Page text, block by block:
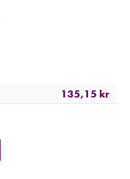
135,15 kr